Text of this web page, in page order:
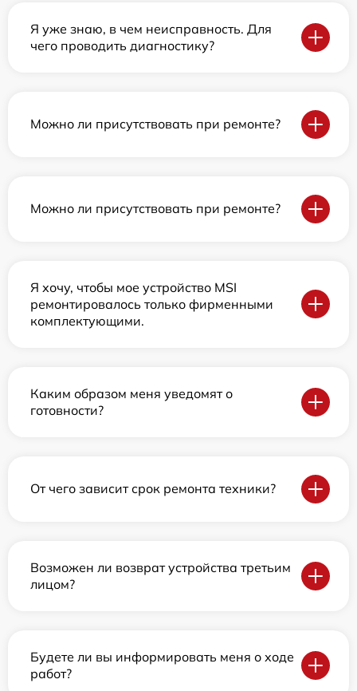
Я уже знаю, в чем неисправность. Для
чего проводить диагностику?
Можно ли присутствовать при ремонте?
Можно ли присутствовать при ремонте?
Я хочу, чтобы мое устройство MSI
ремонтировалось только фирменными
комплектующими.
Каким образом меня уведомят о
готовности?
От чего зависит срок ремонта техники?
Возможен ли возврат устройства третьим
лицом?
Будете ли вы информировать меня о ходе
работ?